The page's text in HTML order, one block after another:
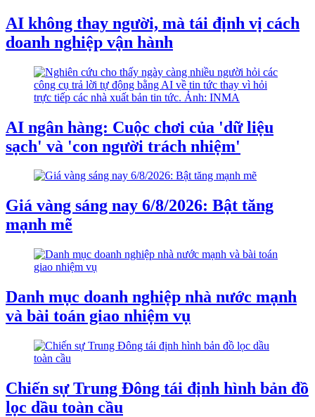
AI không thay người, mà tái định vị cách
doanh nghiệp vận hành
AI ngân hàng: Cuộc chơi của 'dữ liệu
sạch' và 'con người trách nhiệm'
Giá vàng sáng nay 6/8/2026: Bật tăng
mạnh mẽ
Danh mục doanh nghiệp nhà nước mạnh
và bài toán giao nhiệm vụ
Chiến sự Trung Đông tái định hình bản đồ
lọc dầu toàn cầu